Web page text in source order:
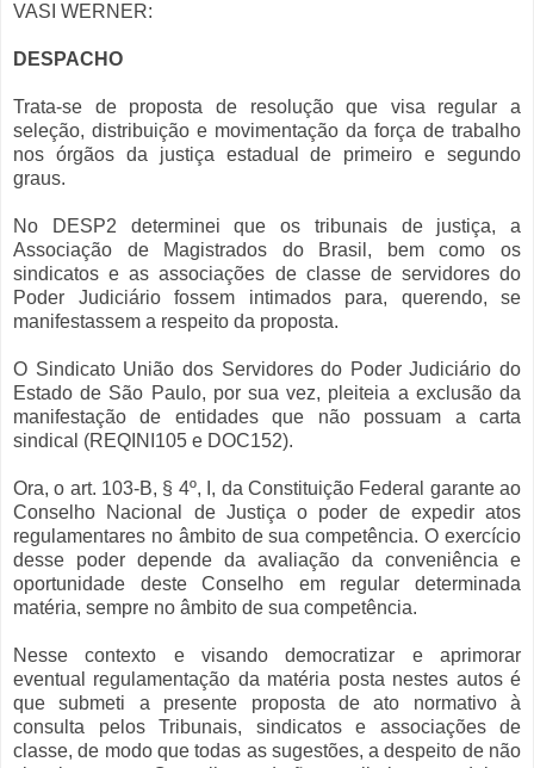
VASI WERNER:
DESPACHO
Trata-se de proposta de resolução que visa regular a
seleção, distribuição e movimentação da força de trabalho
nos órgãos da justiça estadual de primeiro e segundo
graus.
No DESP2 determinei que os tribunais de justiça, a
Associação de Magistrados do Brasil, bem como os
sindicatos e as associações de classe de servidores do
Poder Judiciário fossem intimados para, querendo, se
manifestassem a respeito da proposta.
O Sindicato União dos Servidores do Poder Judiciário do
Estado de São Paulo, por sua vez, pleiteia a exclusão da
manifestação de entidades que não possuam a carta
sindical (REQINI105 e DOC152).
Ora, o art. 103-B, § 4º, I, da Constituição Federal garante ao
Conselho Nacional de Justiça o poder de expedir atos
regulamentares no âmbito de sua competência. O exercício
desse poder depende da avaliação da conveniência e
oportunidade deste Conselho em regular determinada
matéria, sempre no âmbito de sua competência.
Nesse contexto e visando democratizar e aprimorar
eventual regulamentação da matéria posta nestes autos é
que submeti a presente proposta de ato normativo à
consulta pelos Tribunais, sindicatos e associações de
classe, de modo que todas as sugestões, a despeito de não